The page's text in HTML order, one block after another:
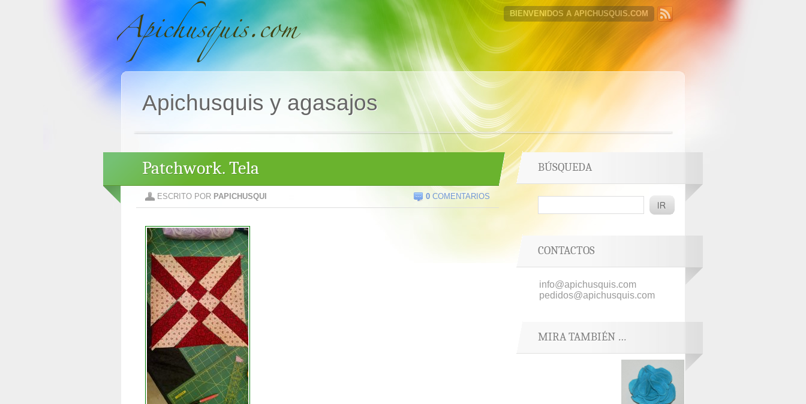
BIENVENIDOS A APICHUSQUIS.COM
Apichusquis y agasajos
Patchwork. Tela
ESCRITO POR PAPICHUSQUI 0 COMENTARIOS
BÚSQUEDA
CONTACTOS
info@apichusquis.com
pedidos@apichusquis.com
MIRA TAMBIÉN …